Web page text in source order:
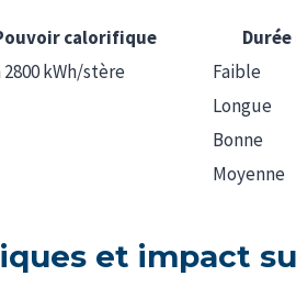
calorifique
2800 kWh/stère Faible
Longue
Bonne
Moyenne
et impact